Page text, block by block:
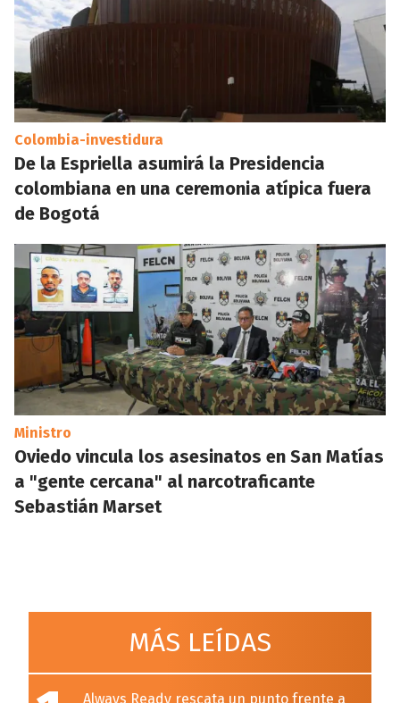
Colombia-investidura
De la Espriella asumirá la Presidencia
colombiana en una ceremonia atípica fuera
de Bogotá
Ministro
Oviedo vincula los asesinatos en San Matías
a "gente cercana" al narcotraficante
Sebastián Marset
MÁS LEÍDAS
Always Ready rescata un punto frente a